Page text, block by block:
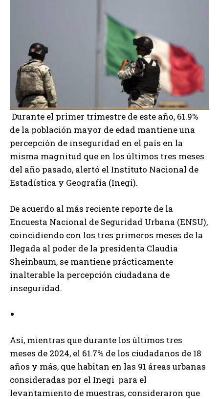
Durante el primer trimestre de este año, 61.9%
de la población mayor de edad mantiene una
percepción de inseguridad en el país en la
misma magnitud que en los últimos tres meses
del año pasado, alertó el Instituto Nacional de
Estadística y Geografía (Inegi).
De acuerdo al más reciente reporte de la
Encuesta Nacional de Seguridad Urbana (ENSU),
coincidiendo con los tres primeros meses de la
llegada al poder de la presidenta Claudia
Sheinbaum, se mantiene prácticamente
inalterable la percepción ciudadana de
inseguridad.
Así, mientras que durante los últimos tres
meses de 2024, el 61.7% de los ciudadanos de 18
años y más, que habitan en las 91 áreas urbanas
consideradas por el Inegi para el
levantamiento de muestras, consideraron que